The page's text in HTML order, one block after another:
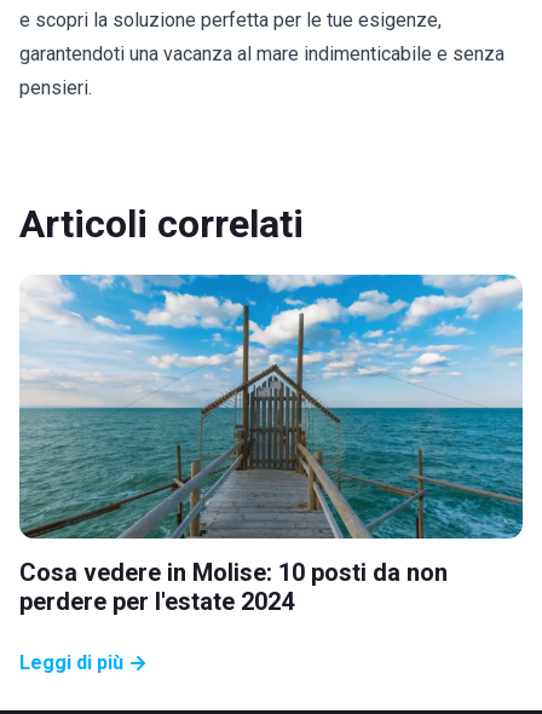
e scopri la soluzione perfetta per le tue esigenze,
garantendoti una vacanza al mare indimenticabile e senza
pensieri.
Articoli correlati
Cosa vedere in Molise: 10 posti da non
perdere per l'estate 2024
Leggi di più